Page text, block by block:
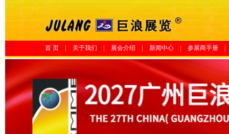
首 页 关于我们 展会介绍 新闻中心 参展商手册|